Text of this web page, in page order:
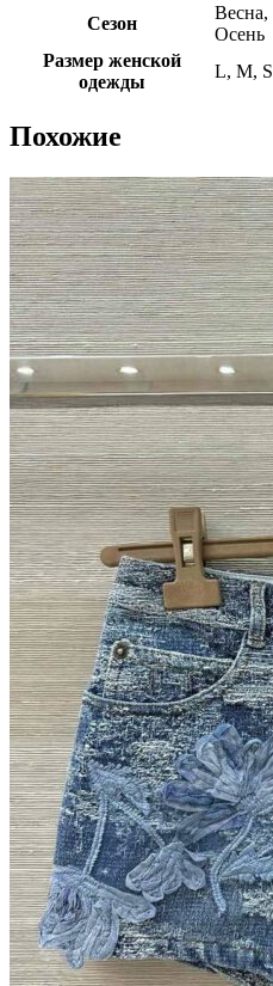
Сезон
Весна,
Осень
Размер женской
одежды
L, M, S
Похожие